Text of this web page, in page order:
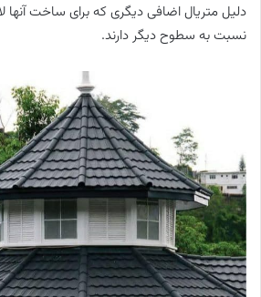
دلیل متریال اضافی دیگری که برای ساخت آنها
نسبت به سطوح دیگر دارند.